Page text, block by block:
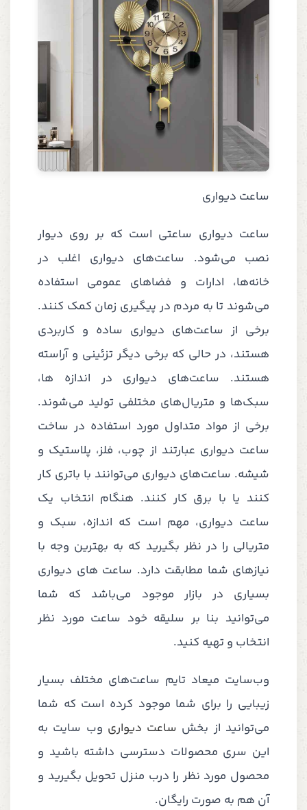
ساعت دیواری
ساعت دیواری ساعتی است که بر روی دیوار
نصب می‌شود. ساعت‌های دیواری اغلب در
خانه‌ها، ادارات و فضاهای عمومی استفاده
می‌شوند تا به مردم در پیگیری زمان کمک کنند.
برخی از ساعت‌های دیواری ساده و کاربردی
هستند، در حالی که برخی دیگر تزئینی و آراسته
هستند. ساعت‌های دیواری در اندازه ها،
سبک‌ها و متریال‌های مختلفی تولید می‌شوند.
برخی از مواد متداول مورد استفاده در ساخت
ساعت دیواری عبارتند از چوب، فلز، پلاستیک و
شیشه. ساعت‌های دیواری می‌توانند با باتری کار
کنند یا با برق کار کنند. هنگام انتخاب یک
ساعت دیواری، مهم است که اندازه، سبک و
متریالی را در نظر بگیرید که به بهترین وجه با
نیازهای شما مطابقت دارد. ساعت های دیواری
بسیاری در بازار موجود می‌باشد که شما
می‌توانید بنا بر سلیقه خود ساعت مورد نظر
انتخاب و تهیه کنید.
وب‌سایت میعاد تایم ساعت‌های مختلف بسیار
زیبایی را برای شما موجود کرده است که شما
می‌توانید از بخش ساعت دیواری وب سایت به
این سری محصولات دسترسی داشته باشید و
محصول مورد نظر را درب منزل تحویل بگیرید و
آن هم به صورت رایگان.